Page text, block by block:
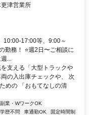
津営業所
10:00-17:00等、9:00～
勤務！ ⭐週2日〜ご相談に
...
支える「大型トラックや
の入出庫チェックや、 次
めの 「おもてなしの清
副業・WワークOK
学歴不問 車通勤OK
固定時間制